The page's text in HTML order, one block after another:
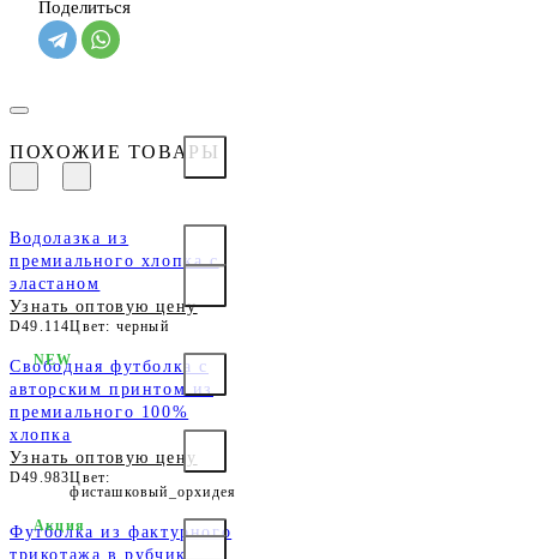
Поделиться
ПОХОЖИЕ ТОВАРЫ
Водолазка из
премиального хлопка с
эластаном
Узнать оптовую цену
D49.114Цвет: черный
Свободная футболка с
авторским принтом из
премиального 100%
хлопка
Узнать оптовую цену
D49.983Цвет:
фисташковый_орхидея
NEW
Футболка из фактурного
трикотажа в рубчик
Акция